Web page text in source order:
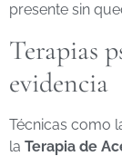
presente sin
Terapias
evidencia
Técnicas como
la Terapia de